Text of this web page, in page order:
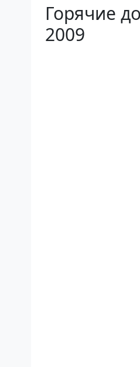
Горячие
2009